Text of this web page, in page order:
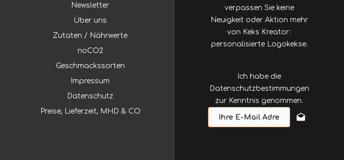
Newsletter
Über uns
Zutaten / Nährwerte
noCO2
Geschmackssorten
Impressum
Datenschutz
Preise, Lieferzeit, MHD & CO
verpassen Sie keine
Neuigkeit oder Aktion mehr
von Keks Kreator:
personalisierte Logokekse.
Ich habe die
Datenschutzbestimmungen
zur Kenntnis genommen.